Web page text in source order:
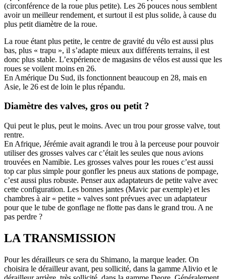
(circonférence de la roue plus petite). Les 26 pouces nous semblent
avoir un meilleur rendement, et surtout il est plus solide, à cause du
plus petit diamètre de la roue.
La roue étant plus petite, le centre de gravité du vélo est aussi plus
bas, plus « trapu », il s’adapte mieux aux différents terrains, il est
donc plus stable. L’expérience de magasins de vélos est aussi que les
roues se voilent moins en 26.
En Amérique Du Sud, ils fonctionnent beaucoup en 28, mais en
Asie, le 26 est de loin le plus répandu.
Diamètre des valves, gros ou petit ?
Qui peut le plus, peut le moins. Avec un trou pour grosse valve, tout
rentre.
En Afrique, Jérémie avait agrandi le trou à la perceuse pour pouvoir
utiliser des grosses valves car c’était les seules que nous avions
trouvées en Namibie. Les grosses valves pour les roues c’est aussi
top car plus simple pour gonfler les pneus aux stations de pompage,
c’est aussi plus robuste. Penser aux adaptateurs de petite valve avec
cette configuration. Les bonnes jantes (Mavic par exemple) et les
chambres à air « petite » valves sont prévues avec un adaptateur
pour que le tube de gonflage ne flotte pas dans le grand trou. A ne
pas perdre ?
LA TRANSMISSION
Pour les dérailleurs ce sera du Shimano, la marque leader. On
choisira le dérailleur avant, peu sollicité, dans la gamme Alivio et le